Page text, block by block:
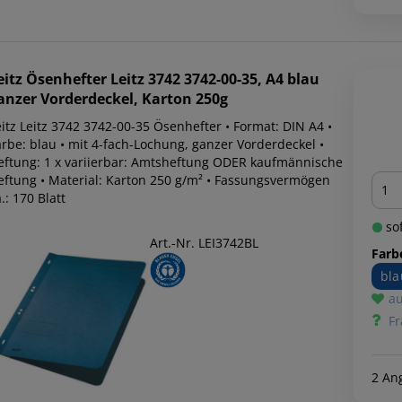
Ösenhefter Leitz 3742 3742-00-35, A4 blau
Vorderdeckel, Karton 250g
Leitz 3742 3742-00-35 Ösenhefter • Format: DIN A4 •
blau • mit 4-fach-Lochung, ganzer Vorderdeckel •
1 x variierbar: Amtsheftung ODER kaufmännische
• Material: Karton 250 g/m² • Fassungsvermögen
170 Blatt
Art.-Nr. LEI3742BL
2